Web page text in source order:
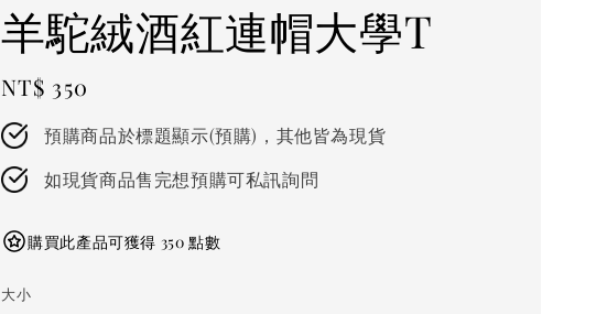
羊駝絨酒紅連帽大學T
Regular
price
NT$ 350
預購商品於標題顯示(預購)，其他皆為現貨
如現貨商品售完想預購可私訊詢問
購買此產品可獲得 350 點數
大小